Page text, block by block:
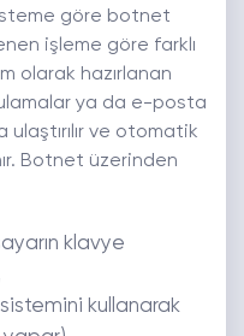
göre botnet
işleme göre farklı
olarak hazırlanan
ya da e-posta
ve otomatik
Botnet üzerinden
klavye
kullanarak